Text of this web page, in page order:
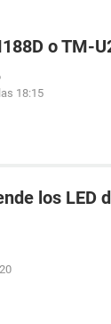
o TM-
18:15
los LED